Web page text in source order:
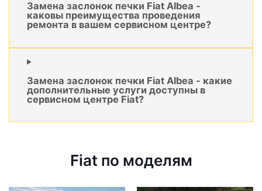
Замена заслонок печки Fiat Albea -
каковы преимущества проведения
ремонта в вашем сервисном центре?
Замена заслонок печки Fiat Albea - какие
дополнительные услуги доступны в
сервисном центре Fiat?
Fiat по моделям